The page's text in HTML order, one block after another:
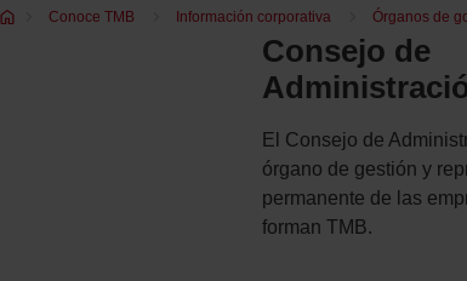
Te
Conoce TMB Información corporativa Órganos de
Consejo de
El Consejo de
órgano de gestión y
permanente de las
forman TMB.